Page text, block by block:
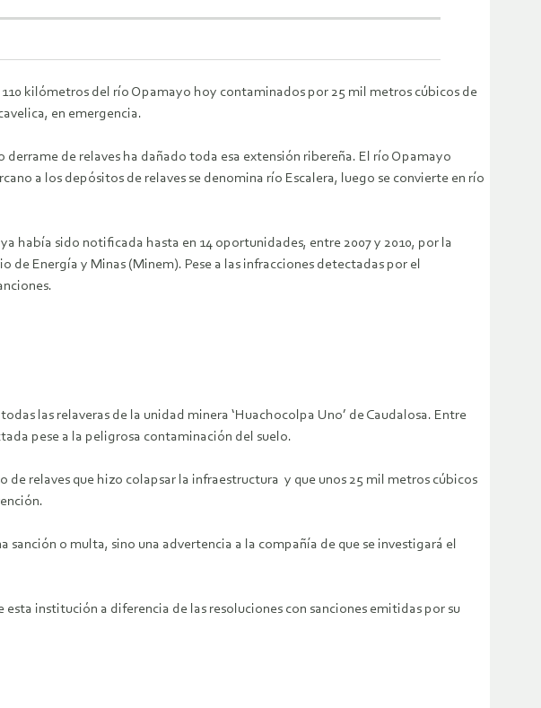
kilómetros del río Opamayo hoy contaminados por 25 mil metros cúbicos de
en emergencia.
de relaves ha dañado toda esa extensión ribereña. El río Opamayo
a los depósitos de relaves se denomina río Escalera, luego se convierte en río
había sido notificada hasta en 14 oportunidades, entre 2007 y 2010, por la
Energía y Minas (Minem). Pese a las infracciones detectadas por el
las relaveras de la unidad minera ‘Huachocolpa Uno’ de Caudalosa. Entre
pese a la peligrosa contaminación del suelo.
relaves que hizo colapsar la infraestructura y que unos 25 mil metros cúbicos
o multa, sino una advertencia a la compañía de que se investigará el
institución a diferencia de las resoluciones con sanciones emitidas por su